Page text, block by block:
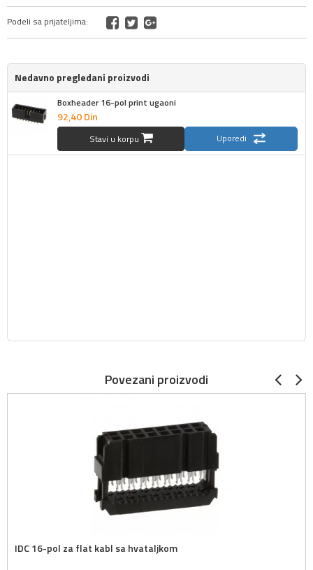
Podeli sa prijateljima:
Nedavno pregledani proizvodi
Boxheader 16-pol print ugaoni
92,40Din
Stavi u korpu Uporedi
Povezani proizvodi
IDC 16-pol za flat kabl sa hvataljkom